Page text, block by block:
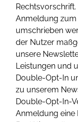
Anmeldung zum
umschrieben
der Nutzer
unsere
Leistungen und
Double-Opt-In
zu unserem
Double-Opt-In-
Anmeldung eine